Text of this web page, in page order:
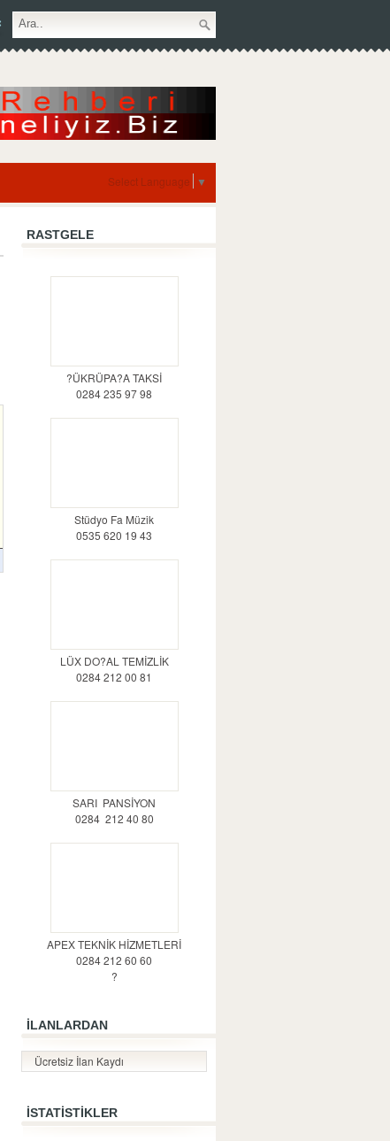
Select Language ▼
RASTGELE
?ÜKRÜPA?A TAKSİ
0284 235 97 98
Stüdyo Fa Müzik
0535 620 19 43
LÜX DO?AL TEMİZLİK
0284 212 00 81
SARI PANSİYON
0284 212 40 80
APEX TEKNİK HİZMETLERİ
0284 212 60 60
?
İLANLARDAN
Ücretsiz İlan Kaydı
İSTATİSTİKLER